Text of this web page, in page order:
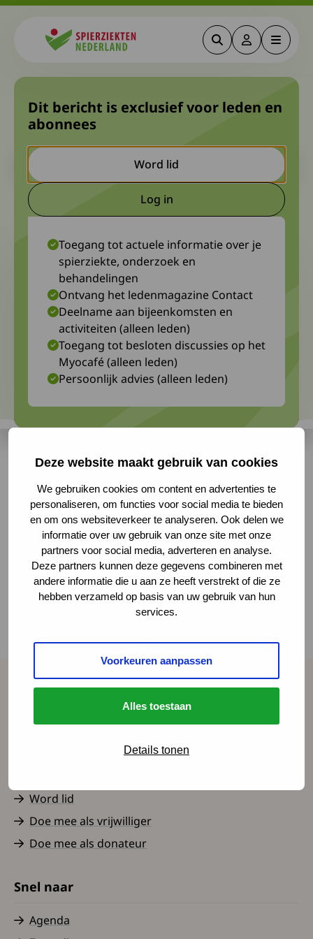
Deze website maakt gebruik van cookies
We gebruiken cookies om content en advertenties te
personaliseren, om functies voor social media te bieden
en om ons websiteverkeer te analyseren. Ook delen we
informatie over uw gebruik van onze site met onze
partners voor social media, adverteren en analyse.
Deze partners kunnen deze gegevens combineren met
andere informatie die u aan ze heeft verstrekt of die ze
hebben verzameld op basis van uw gebruik van hun
services.
Voorkeuren aanpassen
Alles toestaan
Details tonen
ZoekenDeze link
Menu
Vaccinatie advies bij myositis
(griep, corona, gordelroos)
Let op. Dit is een ouder bericht. Het kan zijn dat de inhoud niet
meer actueel is.
29 oktober 2025 Diagnosewerkgroep myositis
Vaccineren of niet vaccineren is ook onder ons
een discussie die met regelmaat terugkeert.
Wegen de bijwerkingen die ons vaak harder
treffen dan een gezond persoon op tegen het
“misschien" krijgen van een virale infectie?
Uiteindelijk moet ieder voor zich deze afweging
maken. Om dat wat makkelijker te maken
Spierziekten Nederland
Word lid
Doe mee als vrijwilliger
Doe mee als donateur
Snel naar
Agenda
Dit bericht is exclusief voor leden en
abonnees
Word lid
Log inDeze link gaat naar een
Toegang tot actuele informatie over je
spierziekte, onderzoek en
behandelingen
Ontvang het ledenmagazine Contact
Deelname aan bijeenkomsten en
activiteiten (alleen leden)
Toegang tot besloten discussies op het
Myocafé (alleen leden)
Persoonlijk advies (alleen leden)